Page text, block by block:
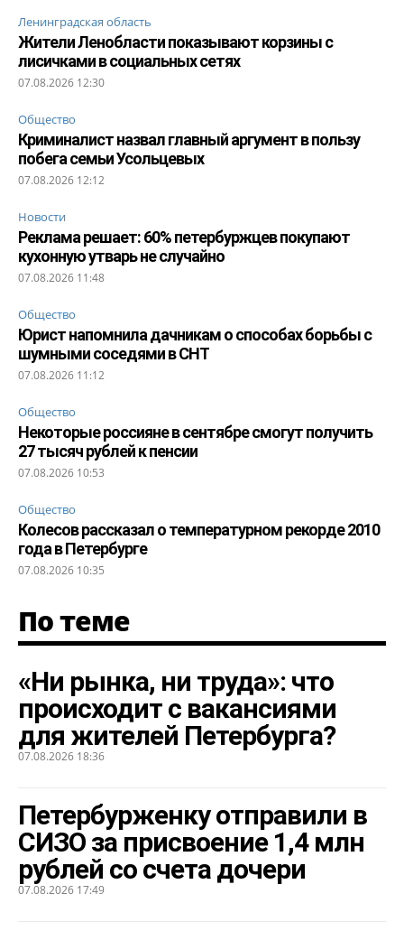
Ленинградская область
Жители Ленобласти показывают корзины с
лисичками в социальных сетях
07.08.2026 12:30
Общество
Криминалист назвал главный аргумент в пользу
побега семьи Усольцевых
07.08.2026 12:12
Новости
Реклама решает: 60% петербуржцев покупают
кухонную утварь не случайно
07.08.2026 11:48
Общество
Юрист напомнила дачникам о способах борьбы с
шумными соседями в СНТ
07.08.2026 11:12
Общество
Некоторые россияне в сентябре смогут получить
27 тысяч рублей к пенсии
07.08.2026 10:53
Общество
Колесов рассказал о температурном рекорде 2010
года в Петербурге
07.08.2026 10:35
По теме
«Ни рынка, ни труда»: что
происходит с вакансиями
для жителей Петербурга?
07.08.2026 18:36
Петербурженку отправили в
СИЗО за присвоение 1,4 млн
рублей со счета дочери
07.08.2026 17:49